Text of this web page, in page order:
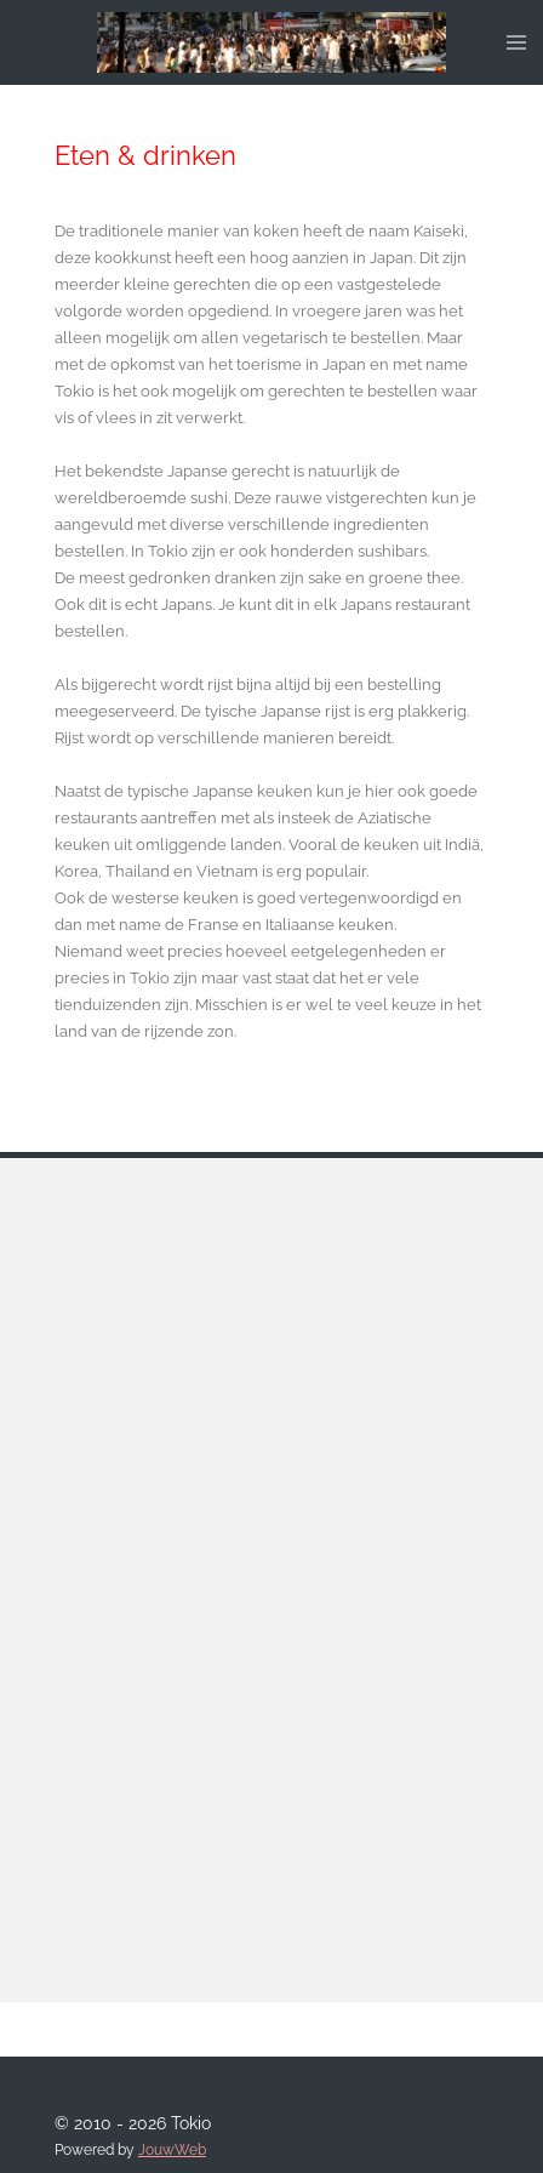
Eten & drinken
De traditionele manier van koken heeft de naam Kaiseki,
deze kookkunst heeft een hoog aanzien in Japan. Dit zijn
meerder kleine gerechten die op een vastgestelede
volgorde worden opgediend. In vroegere jaren was het
alleen mogelijk om allen vegetarisch te bestellen. Maar
met de opkomst van het toerisme in Japan en met name
Tokio is het ook mogelijk om gerechten te bestellen waar
vis of vlees in zit verwerkt.
Het bekendste Japanse gerecht is natuurlijk de
wereldberoemde sushi. Deze rauwe vistgerechten kun je
aangevuld met diverse verschillende ingredienten
bestellen. In Tokio zijn er ook honderden sushibars.
De meest gedronken dranken zijn sake en groene thee.
Ook dit is echt Japans. Je kunt dit in elk Japans restaurant
bestellen.
Als bijgerecht wordt rijst bijna altijd bij een bestelling
meegeserveerd. De tyische Japanse rijst is erg plakkerig.
Rijst wordt op verschillende manieren bereidt.
Naatst de typische Japanse keuken kun je hier ook goede
restaurants aantreffen met als insteek de Aziatische
keuken uit omliggende landen. Vooral de keuken uit Indiä,
Korea, Thailand en Vietnam is erg populair.
Ook de westerse keuken is goed vertegenwoordigd en
dan met name de Franse en Italiaanse keuken.
Niemand weet precies hoeveel eetgelegenheden er
precies in Tokio zijn maar vast staat dat het er vele
tienduizenden zijn. Misschien is er wel te veel keuze in het
land van de rijzende zon.
© 2010 - 2026 Tokio
Powered by JouwWeb